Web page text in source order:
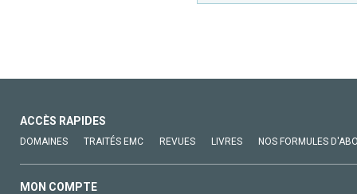
ACCÈS RAPIDES
DOMAINES TRAITÉS EMC REVUES LIVRES NOS FORMULES
MON COMPTE